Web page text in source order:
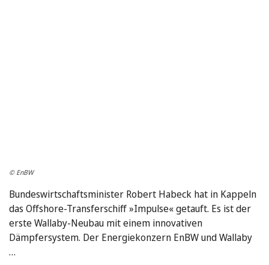
© EnBW
Bundeswirtschaftsminister Robert Habeck hat in Kappeln
das Offshore-Transferschiff »Impulse« getauft. Es ist der
erste Wallaby-Neubau mit einem innovativen
Dämpfersystem. Der Energiekonzern EnBW und Wallaby
…